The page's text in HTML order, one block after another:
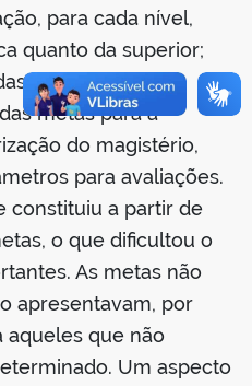
para cada nível,
quanto da superior;
modalidades de
metas para a
do magistério,
para avaliações.
constituiu a partir de
o que dificultou o
As metas não
apresentavam, por
aqueles que não
Um aspecto